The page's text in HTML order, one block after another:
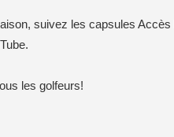
suivez les capsules
les golfeurs!